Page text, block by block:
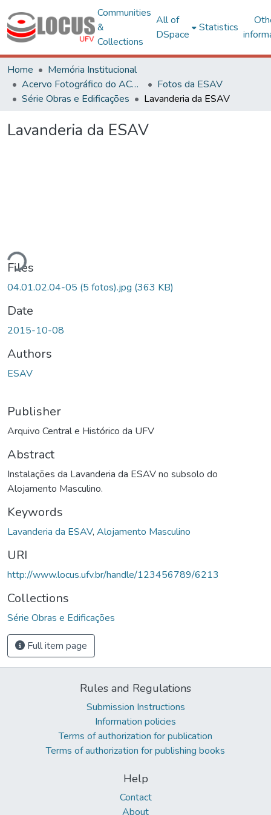
Communities
&
Collections
All of
DSpace
Statistics
Home
Memória Institucional
Acervo Fotográfico do ACH-UFV
Fotos da ESAV
Série Obras e Edificações
Lavanderia da ESAV
Lavanderia da ESAV
Files
04.01.02.04-05 (5 fotos).jpg (363 KB)
Date
2015-10-08
Authors
ESAV
Publisher
Arquivo Central e Histórico da UFV
Abstract
Instalações da Lavanderia da ESAV no subsolo do
Alojamento Masculino.
Keywords
Lavanderia da ESAV, Alojamento Masculino
URI
http://www.locus.ufv.br/handle/123456789/6213
Collections
Série Obras e Edificações
Full item page
Rules and Regulations
Submission Instructions
Information policies
Terms of authorization for publication
Terms of authorization for publishing books
Help
Contact
About